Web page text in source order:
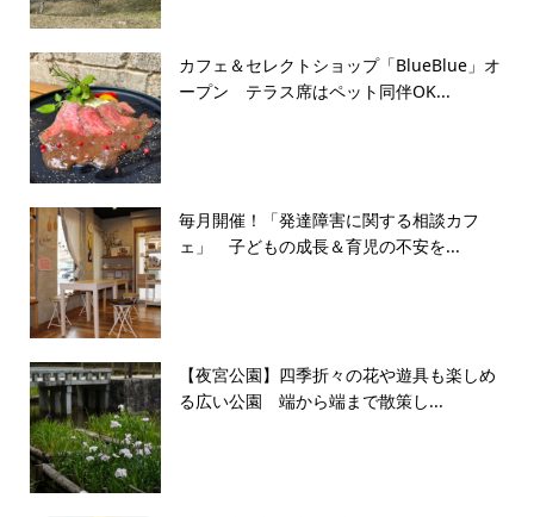
カフェ＆セレクトショップ「BlueBlue」オ
ープン テラス席はペット同伴OK...
毎月開催！「発達障害に関する相談カフ
ェ」 子どもの成長＆育児の不安を...
【夜宮公園】四季折々の花や遊具も楽しめ
る広い公園 端から端まで散策し...